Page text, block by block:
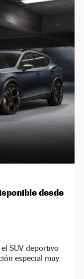
desde
SUV deportivo
especial muy